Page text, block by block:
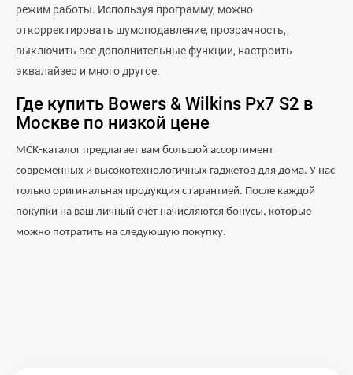
режим работы. Используя программу, можно
откорректировать шумоподавление, прозрачность,
выключить все дополнительные функции, настроить
эквалайзер и много другое.
Где купить Bowers & Wilkins Px7 S2 в
Москве по низкой цене
МСК-каталог предлагает вам большой ассортимент
современных и высокотехнологичных гаджетов для дома. У нас
только оригинальная продукция с гарантией. После каждой
покупки на ваш личный счёт начисляются бонусы, которые
можно потратить на следующую покупку.